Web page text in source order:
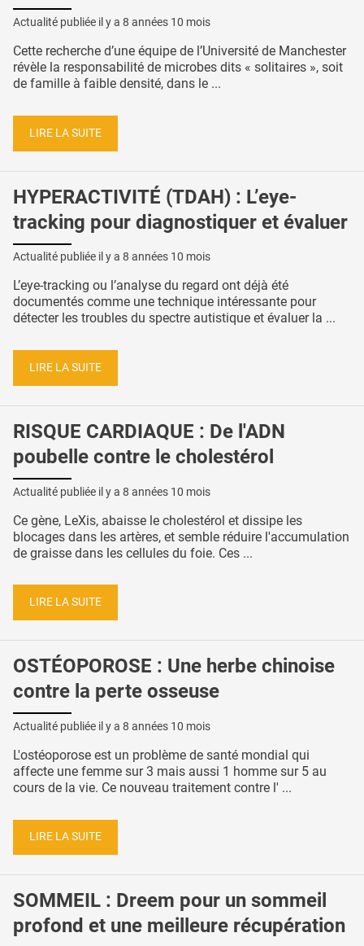
Actualité publiée il y a 8 années 10 mois
Cette recherche d’une équipe de l’Université de Manchester
révèle la responsabilité de microbes dits « solitaires », soit
de famille à faible densité, dans le ...
LIRE LA SUITE
HYPERACTIVITÉ (TDAH) : L’eye-
tracking pour diagnostiquer et évaluer
Actualité publiée il y a 8 années 10 mois
L’eye-tracking ou l’analyse du regard ont déjà été
documentés comme une technique intéressante pour
détecter les troubles du spectre autistique et évaluer la ...
LIRE LA SUITE
RISQUE CARDIAQUE : De l'ADN
poubelle contre le cholestérol
Actualité publiée il y a 8 années 10 mois
Ce gène, LeXis, abaisse le cholestérol et dissipe les
blocages dans les artères, et semble réduire l'accumulation
de graisse dans les cellules du foie. Ces ...
LIRE LA SUITE
OSTÉOPOROSE : Une herbe chinoise
contre la perte osseuse
Actualité publiée il y a 8 années 10 mois
L'ostéoporose est un problème de santé mondial qui
affecte une femme sur 3 mais aussi 1 homme sur 5 au
cours de la vie. Ce nouveau traitement contre l' ...
LIRE LA SUITE
SOMMEIL : Dreem pour un sommeil
profond et une meilleure récupération